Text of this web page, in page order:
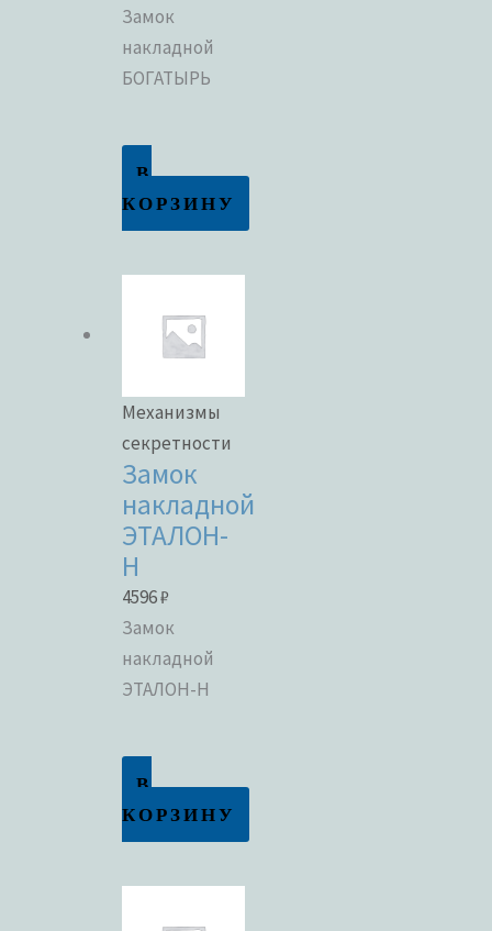
Замок
накладной
БОГАТЫРЬ
В
КОРЗИНУ
Механизмы
секретности
Замок
накладной
ЭТАЛОН-
Н
4596₽
Замок
накладной
ЭТАЛОН-Н
В
КОРЗИНУ